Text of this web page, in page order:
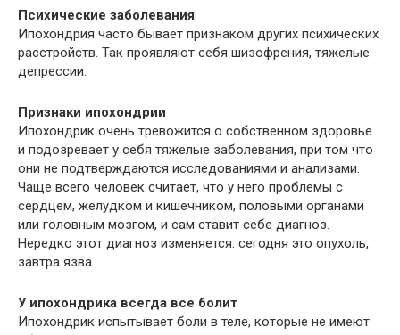
Психические заболевания
Ипохондрия часто бывает признаком других психических
расстройств. Так проявляют себя шизофрения, тяжелые
депрессии.
Признаки ипохондрии
Ипохондрик очень тревожится о собственном здоровье
и подозревает у себя тяжелые заболевания, при том что
они не подтверждаются исследованиями и анализами.
Чаще всего человек считает, что у него проблемы с
сердцем, желудком и кишечником, половыми органами
или головным мозгом, и сам ставит себе диагноз.
Нередко этот диагноз изменяется: сегодня это опухоль,
завтра язва.
У ипохондрика всегда все болит
Ипохондрик испытывает боли в теле, которые не имеют